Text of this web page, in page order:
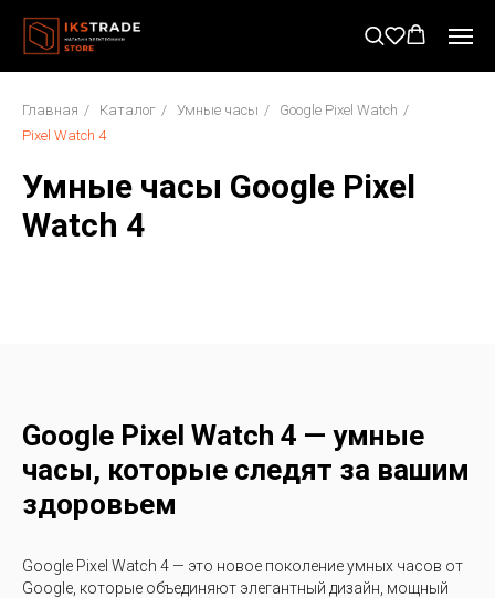
Главная / Каталог / Умные часы / Google Pixel Watch /
Pixel Watch 4
Умные часы Google Pixel
Watch 4
Google Pixel Watch 4 — умные
часы, которые следят за вашим
здоровьем
Google Pixel Watch 4 — это новое поколение умных часов от
Google, которые объединяют элегантный дизайн, мощный